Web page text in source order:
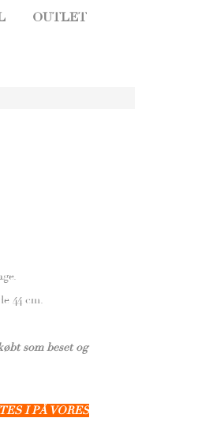
OUTLET
44 cm.
som beset og
I PÅ VORES